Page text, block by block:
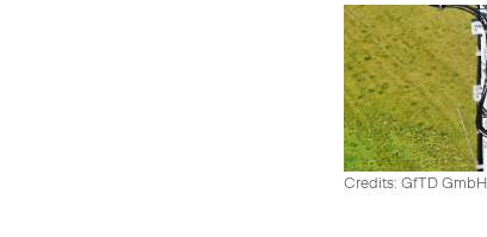
Credits: GfTD GmbH